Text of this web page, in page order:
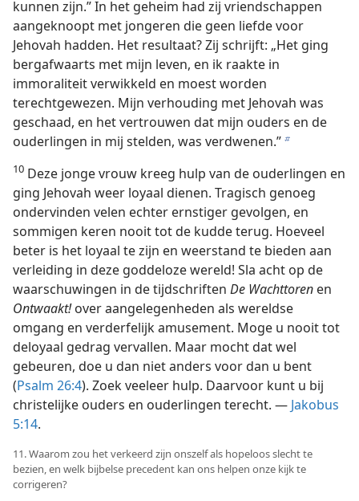
kunnen zijn.” In het geheim had zij vriendschappen
aangeknoopt met jongeren die geen liefde voor
Jehovah hadden. Het resultaat? Zij schrijft: „Het ging
bergafwaarts met mijn leven, en ik raakte in
immoraliteit verwikkeld en moest worden
terechtgewezen. Mijn verhouding met Jehovah was
geschaad, en het vertrouwen dat mijn ouders en de
ouderlingen in mij stelden, was verdwenen.”b
10 Deze jonge vrouw kreeg hulp van de ouderlingen en
ging Jehovah weer loyaal dienen. Tragisch genoeg
ondervinden velen echter ernstiger gevolgen, en
sommigen keren nooit tot de kudde terug. Hoeveel
beter is het loyaal te zijn en weerstand te bieden aan
verleiding in deze goddeloze wereld! Sla acht op de
waarschuwingen in de tijdschriften De Wachttoren en
Ontwaakt!over aangelegenheden als wereldse
omgang en verderfelijk amusement. Moge u nooit tot
deloyaal gedrag vervallen. Maar mocht dat wel
gebeuren, doe u dan niet anders voor dan u bent
(Psalm 26:4). Zoek veeleer hulp. Daarvoor kunt u bij
christelijke ouders en ouderlingen terecht. — Jakobus
5:14.
11. Waarom zou het verkeerd zijn onszelf als hopeloos slecht te
bezien, en welk bijbelse precedent kan ons helpen onze kijk te
corrigeren?